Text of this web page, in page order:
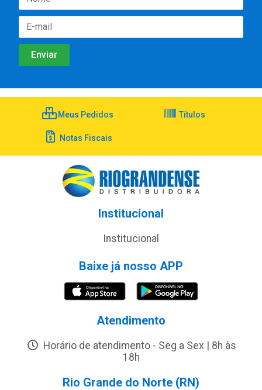
Meus Pedidos Títulos
Notas Fiscais
Institucional
Institucional
Baixe já nosso APP
Atendimento
Horário de atendimento - Seg a Sex | 8h às
18h
Rio Grande do Norte (RN)